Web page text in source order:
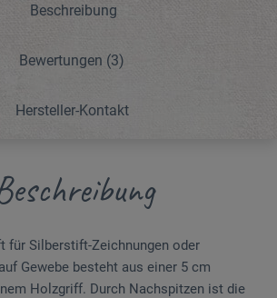
Beschreibung
Bewertungen (3)
Hersteller-Kontakt
für Silberstift-Zeichnungen oder
Gewebe besteht aus einer 5 cm
Holzgriff. Durch Nach­spitzen ist die